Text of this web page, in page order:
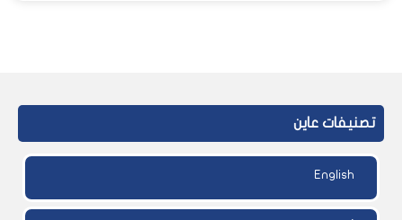
تصنيفات عاين
English